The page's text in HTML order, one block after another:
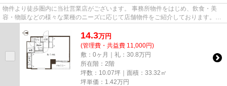
物件より徒歩圏内に当社営業店がございます。 事務所物件をはじめ、飲食・美
容・物販などの様々な業種のニーズに応じて店舗物件をご紹介しております。
尚、弊社ではおとり広告は一切...
14.3万円
(管理費・共益費 11,000円)
敷：0ヶ月｜礼：30.8万円
所在階：2階
坪数：10.07坪｜面積：33.32㎡
坪単価： 1.42万円